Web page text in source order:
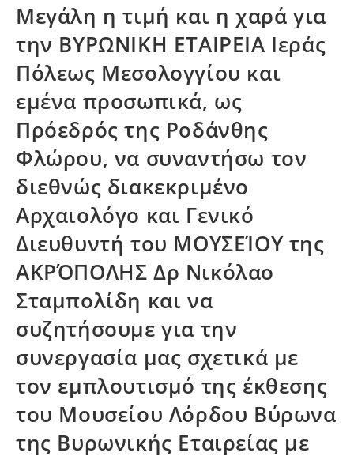
Μεγάλη η τιμή και η χαρά για
την ΒΥΡΩΝΙΚΗ ΕΤΑΙΡΕΙΑ Ιεράς
Πόλεως Μεσολογγίου και
εμένα προσωπικά, ως
Πρόεδρός της Ροδάνθης
Φλώρου, να συναντήσω τον
διεθνώς διακεκριμένο
Αρχαιολόγο και Γενικό
Διευθυντή του ΜΟΥΣΕΊΟΥ της
ΑΚΡΌΠΟΛΗΣ Δρ Νικόλαο
Σταμπολίδη και να
συζητήσουμε για την
συνεργασία μας σχετικά με
τον εμπλουτισμό της έκθεσης
του Μουσείου Λόρδου Βύρωνα
της Βυρωνικής Εταιρείας με